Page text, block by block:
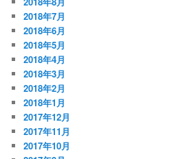
2018年7月
2018年6月
2018年5月
2018年4月
2018年3月
2018年2月
2018年1月
2017年12月
2017年11月
2017年10月